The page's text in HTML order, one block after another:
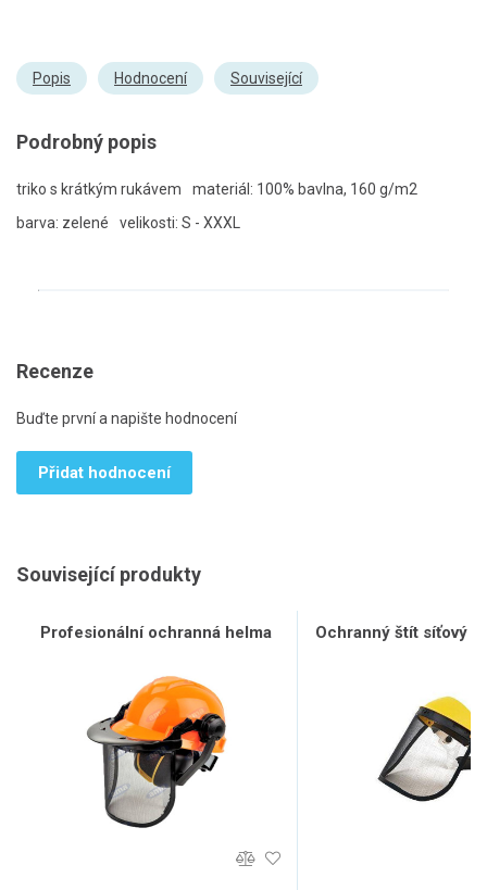
Popis Hodnocení Související
Podrobný popis
triko s krátkým rukávem
materiál: 100% bavlna, 160 g/m2
barva: zelené
velikosti: S - XXXL
Recenze
Buďte první a napište hodnocení
Přidat hodnocení
Související produkty
Profesionální ochranná helma Ochranný štít síťový